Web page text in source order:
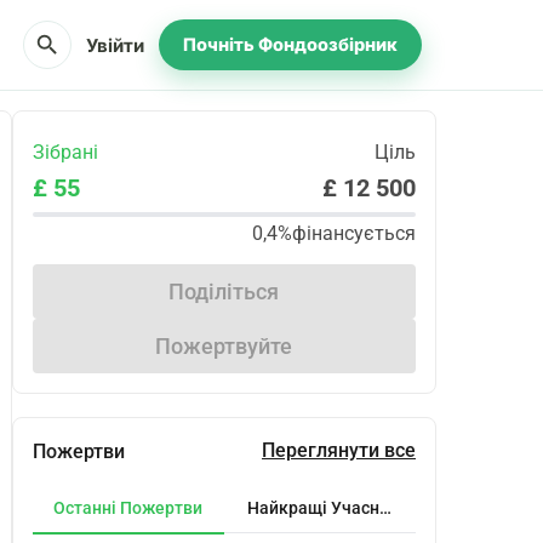
search Увійти Почніть Фондоозбірник
Зібрані Ціль
£ 55 £ 12 500
0,4%фінансується
Поділіться
Пожертвуйте
Пожертви Переглянути все
Останні Пожертви Найкращі Учасники